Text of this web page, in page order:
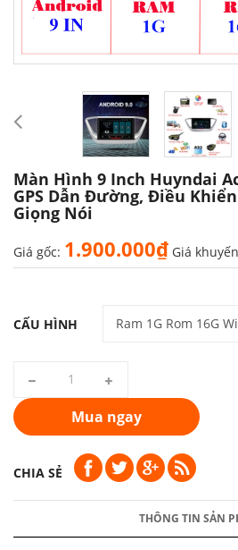
Màn Hình 9 Inch Huyndai
GPS Dẫn Đường, Điều
Giọng Nói
Giá gốc: 1.900.000₫ Giá
CẤU HÌNH
Mua ngay
CHIA SẺ
THÔNG TIN SẢN